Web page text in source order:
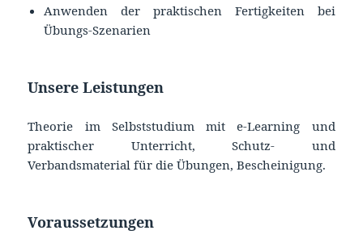
Anwenden der praktischen Fertigkeiten bei
Übungs-Szenarien
Unsere Leistungen
Theorie im Selbststudium mit e-Learning und
praktischer Unterricht, Schutz- und
Verbandsmaterial für die Übungen, Bescheinigung.
Voraussetzungen